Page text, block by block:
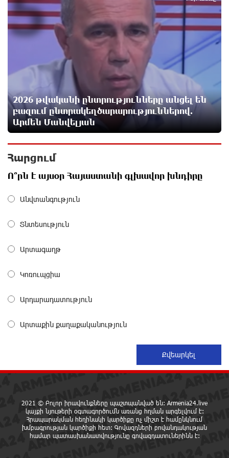
Մեր երկրում իշխանության և ընդդիմության
անվերջանալի պայքարում տուժում է միայն ու
միայն ՀՀ քաղաքացին. Աննա Կոստանյան
15 ժամ առաջ
Փրկարարները հայտանաբերել են մոլորված
զբոսաշրջիկներին
15 ժամ առաջ
ԼՀԿ-ն պահանջում է դադարեցնել Գարեգին Բ-ի և
Սարյան փողոցի բնակարաններից մեկում
այրվածքներով տեղափոխվել է
Սլովակիայի արևելքում արտակարգ դրություն է
Երթևեկության կազմակերպման փոփոխություն
Հայաստանի հավաքականի նախկին մարզիչը
կգլխավորի Ղազախստանի հավաքականը
16 ժամ առաջ
ԱԱԾ-ն զեկույց է ներկայացրել
16 ժամ առաջ
2026 թվականի ընտրությունները անցել են
բազում ընտրակեղծարարություններով.
Արմեն Մանվելյան
Հարցում
Ո՞րն է այսօր Հայաստանի գլխավոր խնդիրը
Անվտանգություն
Տնտեսություն
Արտագաղթ
Կոռուպցիա
Արդարադատություն
Արտաքին քաղաքականություն
2021 © Բոլոր իրավունքները պաշտպանված են: Armenia24.live
կայքի նյութերի օգտագործումն առանց հղման արգելվում է:
Հրապարակման հեղինակի կարծիքը ոչ միշտ է համընկնում
խմբագրության կարծիքի հետ: Գովազդների բովանդակության
համար պատասխանատվությունը գովազդատուներինն է: